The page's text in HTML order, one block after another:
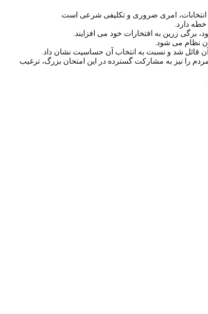
انتخابات، امری ضروری و تکلیفی شرعی است.
خطه دارد.
برگی زرین به افتخارات خود می افزایند.
نظام می شود.
قائل شد و نسبت به انتخاب آن حساسیت نشان داد.
را نیز به مشارکت گسترده در این امتحان بزرگ، ترغیب